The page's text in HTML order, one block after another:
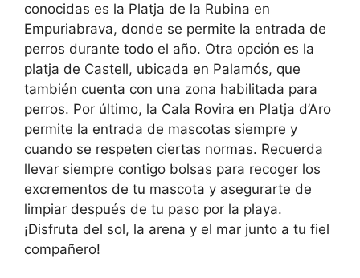
conocidas es la Platja de la Rubina en
Empuriabrava, donde se permite la entrada de
perros durante todo el año. Otra opción es la
platja de Castell, ubicada en Palamós, que
también cuenta con una zona habilitada para
perros. Por último, la Cala Rovira en Platja d’Aro
permite la entrada de mascotas siempre y
cuando se respeten ciertas normas. Recuerda
llevar siempre contigo bolsas para recoger los
excrementos de tu mascota y asegurarte de
limpiar después de tu paso por la playa.
¡Disfruta del sol, la arena y el mar junto a tu fiel
compañero!